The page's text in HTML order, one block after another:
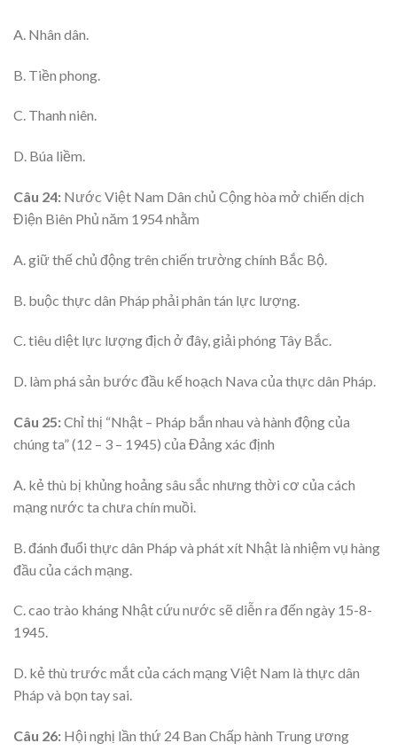
A. Nhân dân.
B. Tiền phong.
C. Thanh niên.
D. Búa liềm.
Câu 24: Nước Việt Nam Dân chủ Cộng hòa mở chiến dịch
Điện Biên Phủ năm 1954 nhằm
A. giữ thế chủ động trên chiến trường chính Bắc Bộ.
B. buộc thực dân Pháp phải phân tán lực lượng.
C. tiêu diệt lực lượng địch ở đây, giải phóng Tây Bắc.
D. làm phá sản bước đầu kế hoạch Nava của thực dân Pháp.
Câu 25:Chỉ thị “Nhật – Pháp bắn nhau và hành động của
chúng ta” (12 – 3 – 1945) của Đảng xác định
A. kẻ thù bị khủng hoảng sâu sắc nhưng thời cơ của cách
mạng nước ta chưa chín muồi.
B. đánh đuổi thực dân Pháp và phát xít Nhật là nhiệm vụ hàng
đầu của cách mạng.
C. cao trào kháng Nhật cứu nước sẽ diễn ra đến ngày 15-8-
1945.
D. kẻ thù trước mắt của cách mạng Việt Nam là thực dân
Pháp và bọn tay sai.
Câu 26: Hội nghị lần thứ 24 Ban Chấp hành Trung ương